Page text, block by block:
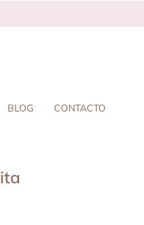
BLOG CONTACTO